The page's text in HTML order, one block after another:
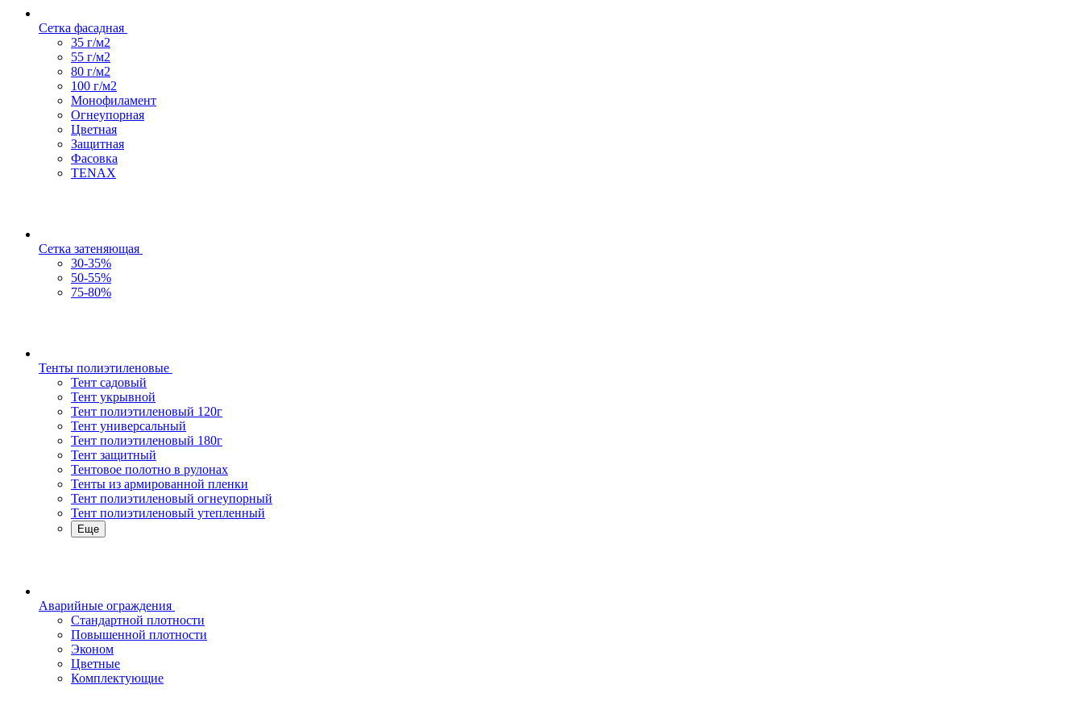
Сетка фасадная
35 г/м2
55 г/м2
80 г/м2
100 г/м2
Монофиламент
Огнеупорная
Цветная
Защитная
Фасовка
TENAX
Сетка затеняющая
30-35%
50-55%
75-80%
Тенты полиэтиленовые
Тент садовый
Тент укрывной
Тент полиэтиленовый 120г
Тент универсальный
Тент полиэтиленовый 180г
Тент защитный
Тентовое полотно в рулонах
Тенты из армированной пленки
Тент полиэтиленовый огнеупорный
Тент полиэтиленовый утепленный
Еще
Аварийные ограждения
Стандартной плотности
Повышенной плотности
Эконом
Цветные
Комплектующие